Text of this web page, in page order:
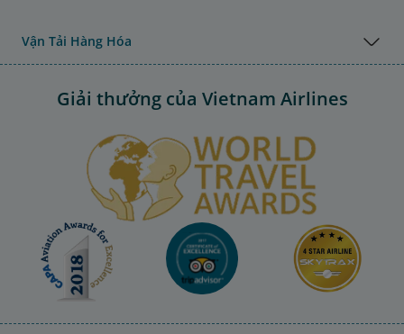
Vận Tải Hàng Hóa
Giải thưởng của Vietnam Airlines